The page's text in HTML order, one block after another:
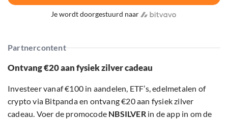
Je wordt doorgestuurd naar
Partnercontent
Ontvang €20 aan fysiek zilver cadeau
Investeer vanaf €100 in aandelen, ETF’s, edelmetalen of
crypto via Bitpanda en ontvang €20 aan fysiek zilver
cadeau. Voer de promocode NBSILVERin de app in om de